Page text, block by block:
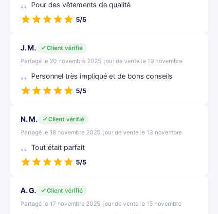
Pour des vêtements de qualité
5/5
J. M.
Client vérifié
Partagé le 20 novembre 2025, jour de vente le 19 novembre
Personnel très impliqué et de bons conseils
5/5
N. M.
Client vérifié
Partagé le 18 novembre 2025, jour de vente le 13 novembre
Tout était parfait
5/5
A. G.
Client vérifié
Partagé le 17 novembre 2025, jour de vente le 15 novembre